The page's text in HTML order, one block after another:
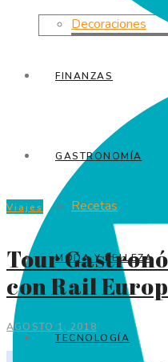
Decoraciones
FINANZAS
GASTRONOMÍA
Recetas
MODA Y BELLEZA
TECNOLOGÍA
Viajes
Tour
con Rail
AGOSTO 1, 2018